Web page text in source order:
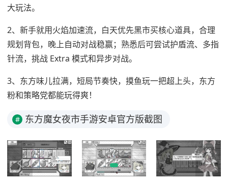
大玩法。
2、新手就用火焰加速流，白天优先黑市买核心道具，合理
规划背包，晚上自动对战稳赢；熟悉后可尝试护盾流、多指
针流，挑战 Extra 模式和异步对战。
3、东方味儿拉满，短局节奏快，摸鱼玩一把超上头，东方
粉和策略党都能玩得爽！
# 东方魔女夜市手游安卓官方版截图